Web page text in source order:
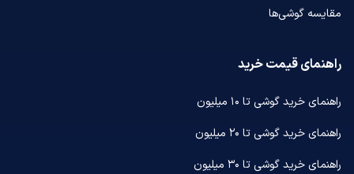
مقایسه گوشی‌ها
راهنمای قیمت خرید
راهنمای خرید گوشی تا ۱۰ میلیون
راهنمای خرید گوشی تا ۲۰ میلیون
راهنمای خرید گوشی تا ۳۰ میلیون